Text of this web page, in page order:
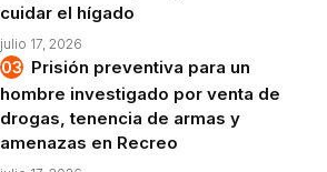
cuidar el hígado
julio 17, 2026
Prisión preventiva para un
hombre investigado por venta de
drogas, tenencia de armas y
amenazas en Recreo